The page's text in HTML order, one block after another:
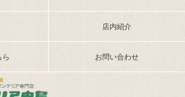
店内紹介
ら お問い合わせ